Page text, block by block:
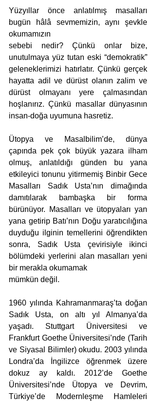
Yüzyıllar önce anlatılmış masalları
bugün hâlâ sevmemizin, aynı şevkle
okumamızın
sebebi nedir? Çünkü onlar bize,
unutulmaya yüz tutan eski “demokratik”
geleneklerimizi hatırlatır. Çünkü gerçek
hayatta adil ve dürüst olanın zalim ve
dürüst olmayanı yere çalmasından
hoşlanırız. Çünkü masallar dünyasının
insan-doğa uyumuna hasretiz.
Ütopya ve Masalbilim’de, dünya
çapında pek çok büyük yazara ilham
olmuş, anlatıldığı günden bu yana
etkileyici tonunu yitirmemiş Binbir Gece
Masalları Sadık Usta’nın dimağında
damıtılarak bambaşka bir forma
bürünüyor. Masalları ve ütopyaları yan
yana getirip Batı’nın Doğu yaratıcılığına
duyduğu ilginin temellerini öğrendikten
sonra, Sadık Usta çevirisiyle ikinci
bölümdeki yerlerini alan masalları yeni
bir merakla okumamak
mümkün değil.
1960 yılında Kahramanmaraş’ta doğan
Sadık Usta, on altı yıl Almanya’da
yaşadı. Stuttgart Üniversitesi ve
Frankfurt Goethe Üniversitesi’nde (Tarih
ve Siyasal Bilimler) okudu. 2003 yılında
Londra’da İngilizce öğrenmek üzere
dokuz ay kaldı. 2012’de Goethe
Üniversitesi’nde Ütopya ve Devrim,
Türkiye’de Modernleşme Hamleleri